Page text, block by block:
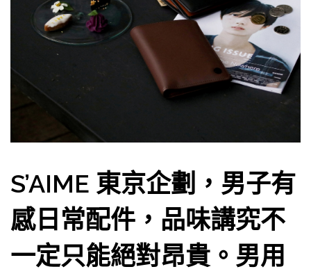
S’AIME 東京企劃，男子有
感日常配件，品味講究不
一定只能絕對昂貴。男用